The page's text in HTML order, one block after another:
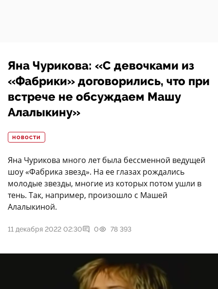
Яна Чурикова: «С девочками из
«Фабрики» договорились, что при
встрече не обсуждаем Машу
Алалыкину»
НОВОСТИ
Яна Чурикова много лет была бессменной ведущей
шоу «Фабрика звезд». На ее глазах рождались
молодые звезды, многие из которых потом ушли в
тень. Так, например, произошло с Машей
Алалыкиной.
11 декабря 2022 02:30 0 78 393